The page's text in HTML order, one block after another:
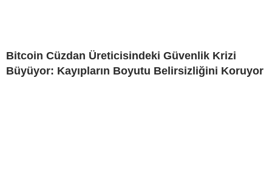
Bitcoin Cüzdan Üreticisindeki Güvenlik Krizi
Büyüyor: Kayıpların Boyutu Belirsizliğini Koruyor